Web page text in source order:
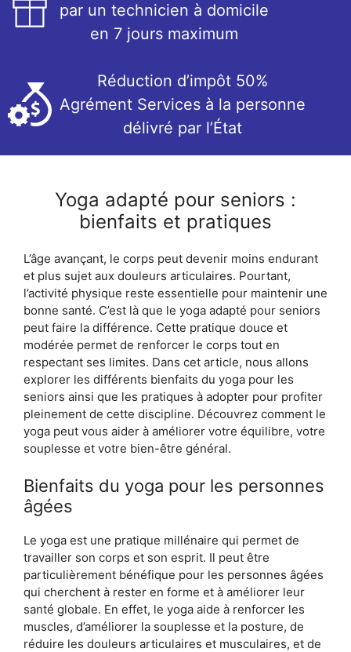
par un technicien à domicile
en 7 jours maximum
Réduction d’impôt 50%
Agrément Services à la personne
délivré par l’État
Yoga adapté pour seniors :
bienfaits et pratiques
L’âge avançant, le corps peut devenir moins endurant
et plus sujet aux douleurs articulaires. Pourtant,
l’activité physique reste essentielle pour maintenir une
bonne santé. C’est là que le yoga adapté pour seniors
peut faire la différence. Cette pratique douce et
modérée permet de renforcer le corps tout en
respectant ses limites. Dans cet article, nous allons
explorer les différents bienfaits du yoga pour les
seniors ainsi que les pratiques à adopter pour profiter
pleinement de cette discipline. Découvrez comment le
yoga peut vous aider à améliorer votre équilibre, votre
souplesse et votre bien-être général.
Bienfaits du yoga pour les personnes
âgées
Le yoga est une pratique millénaire qui permet de
travailler son corps et son esprit. Il peut être
particulièrement bénéfique pour les personnes âgées
qui cherchent à rester en forme et à améliorer leur
santé globale. En effet, le yoga aide à renforcer les
muscles, d’améliorer la souplesse et la posture, de
réduire les douleurs articulaires et musculaires, et de